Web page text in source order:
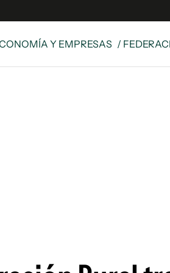
Y EMPRESAS /